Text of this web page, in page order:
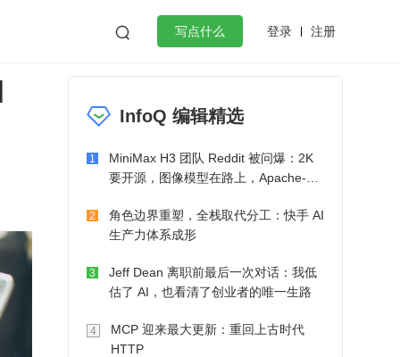
 写点什么 登录 注册
微服务架构 flutter
InfoQ 编辑精选
1
MiniMax H3 团队 Reddit 被问爆：2K
要开源，图像模型在路上，Apache-2.0
2
角色边界重塑，全栈取代分工：快手 AI
生产力体系成形
3
Jeff Dean 离职前最后一次对话：我低
估了 AI，也看清了创业者的唯一生路
4
MCP 迎来最大更新：重回上古时代
HTTP